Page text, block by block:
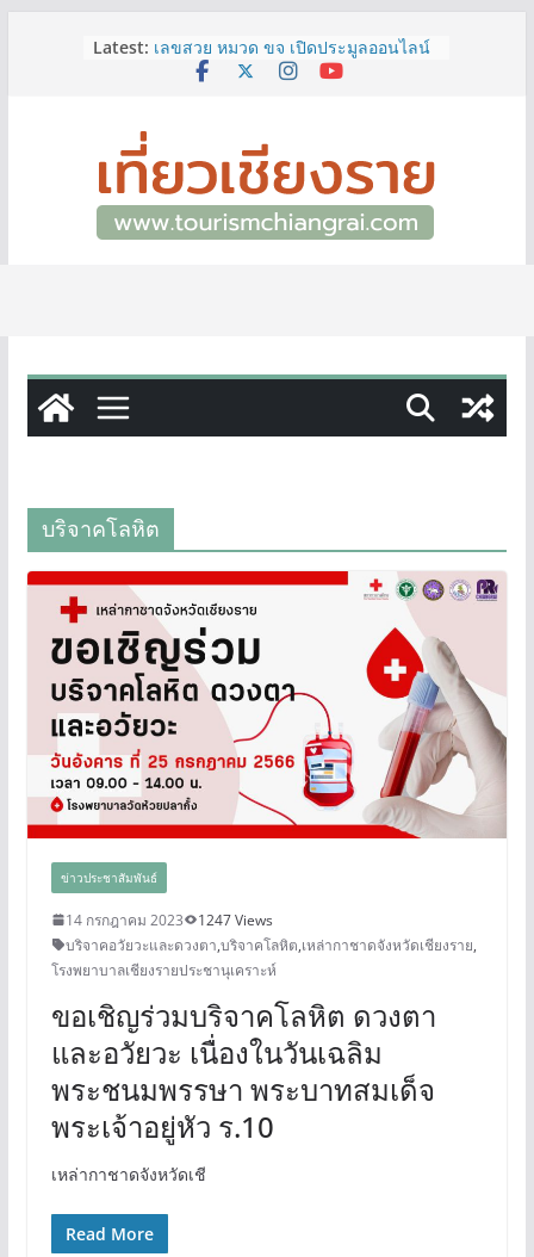
Latest: เชียงรายหน้าฝน ให้ชุ่มฉ่ำหัวใจไปกับ
“Feel All the Feelings” เที่ยวให้สนุก
เลขสวย หมวด ขจ เปิดประมูลออนไลน์
แล้ววันนี้ เลขเด่น เลขมงคล ความหมาย
ดีมีให้เลือกหลากหลายทั้ง 301 หมายเลข
3 พิกัด ที่เที่ยวชมงานเทศกาลโล้ชิงช้า
จ.เชียงราย ที่ไม่ควรพลาด!
ศิลปะมีชีวิต หนุนเศรษฐกิจสร้างสรรค์
บริจาคโลหิต
ข่าวประชาสัมพันธ์
14 กรกฎาคม 2023
1247 Views
บริจาคอวัยวะและดวงตา,บริจาคโลหิต,เหล่ากาชาดจังหวัดเชียงราย,
โรงพยาบาลเชียงรายประชานุเคราะห์
ขอเชิญร่วมบริจาคโลหิต ดวงตา
และอวัยวะ เนื่องในวันเฉลิม
พระชนมพรรษา พระบาทสมเด็จ
พระเจ้าอยู่หัว ร.10
เหล่ากาชาดจังหวัดเชี
Read More